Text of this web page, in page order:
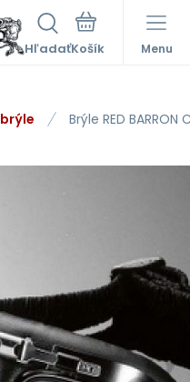
Hľadať Menu
brýle Brýle RED